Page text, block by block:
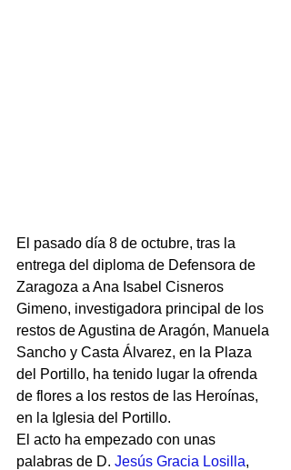
El pasado día 8 de octubre, tras la
entrega del diploma de Defensora de
Zaragoza a Ana Isabel Cisneros
Gimeno, investigadora principal de los
restos de Agustina de Aragón, Manuela
Sancho y Casta Álvarez, en la Plaza
del Portillo, ha tenido lugar la ofrenda
de flores a los restos de las Heroínas,
en la Iglesia del Portillo.
El acto ha empezado con unas
palabras de D. Jesús Gracia Losilla,